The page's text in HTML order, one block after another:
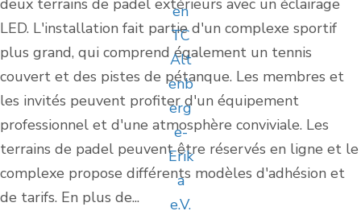
deux terrains de padel extérieurs avec un éclairage
LED. L'installation fait partie d'un complexe sportif
plus grand, qui comprend également un tennis
couvert et des pistes de pétanque. Les membres et
les invités peuvent profiter d'un équipement
professionnel et d'une atmosphère conviviale. Les
terrains de padel peuvent être réservés en ligne et le
complexe propose différents modèles d'adhésion et
de tarifs. En plus de...